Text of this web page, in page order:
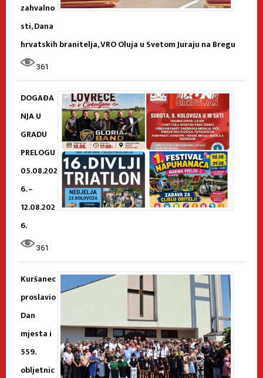
zahvalno
sti, Dana
hrvatskih branitelja, VRO Oluja u Svetom Juraju na Bregu
361
DOGAĐA
NJA U
GRADU
PRELOGU
05.08.202
6. –
12.08.202
6.
361
Kuršanec
proslavio
Dan
mjesta i
559.
obljetnic